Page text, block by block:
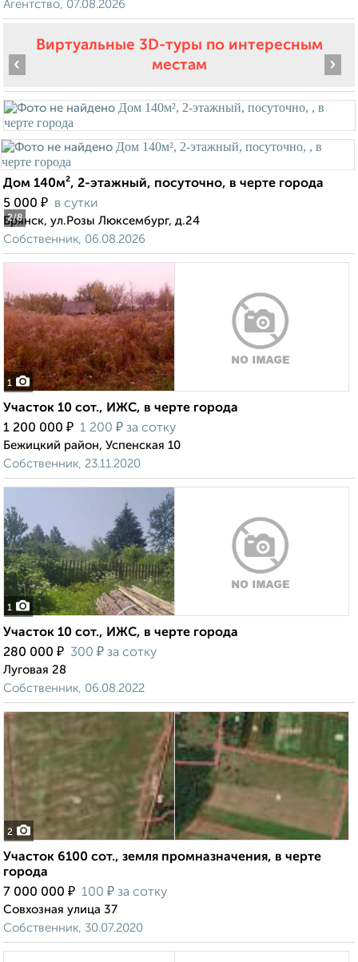
Агентство, 07.08.2026
Виртуальные 3D-туры по интересным
местам
2/8
‹ ›
Дом 140м², 2-этажный, посуточно, в черте города
5 000 ₽ в сутки
Брянск, ул.Розы Люксембург, д.24
Собственник, 06.08.2026
1
Участок 10 сот., ИЖС, в черте города
1 200 000 ₽ 1 200 ₽ за сотку
Бежицкий район, Успенская 10
Собственник, 23.11.2020
1
Участок 10 сот., ИЖС, в черте города
280 000 ₽ 300 ₽ за сотку
Луговая 28
Собственник, 06.08.2022
2
Участок 6100 сот., земля промназначения, в черте
города
7 000 000 ₽ 100 ₽ за сотку
Совхозная улица 37
Собственник, 30.07.2020